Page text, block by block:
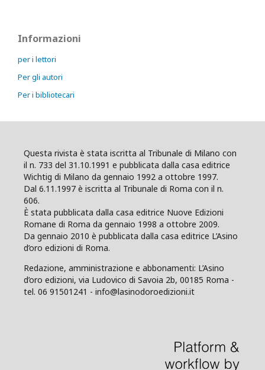
Informazioni
per i lettori
Per gli autori
Per i bibliotecari
Questa rivista è stata iscritta al Tribunale di Milano con
il n. 733 del 31.10.1991 e pubblicata dalla casa editrice
Wichtig di Milano da gennaio 1992 a ottobre 1997.
Dal 6.11.1997 è iscritta al Tribunale di Roma con il n.
606.
È stata pubblicata dalla casa editrice Nuove Edizioni
Romane di Roma da gennaio 1998 a ottobre 2009.
Da gennaio 2010 è pubblicata dalla casa editrice L’Asino
d’oro edizioni di Roma.
Redazione, amministrazione e abbonamenti: L’Asino
d’oro edizioni, via Ludovico di Savoia 2b, 00185 Roma -
tel. 06 91501241 - info@lasinodoroedizioni.it